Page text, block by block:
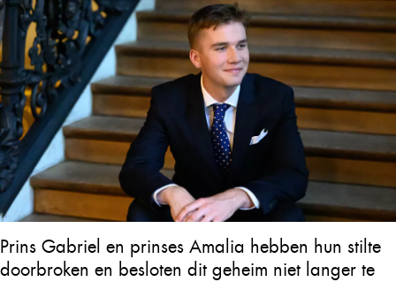
Prins Gabriel en prinses Amalia hebben hun stilte
doorbroken en besloten dit geheim niet langer te